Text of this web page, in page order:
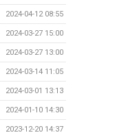
2024-04-12 08:55
2024-03-27 15:00
2024-03-27 13:00
2024-03-14 11:05
2024-03-01 13:13
2024-01-10 14:30
2023-12-20 14:37